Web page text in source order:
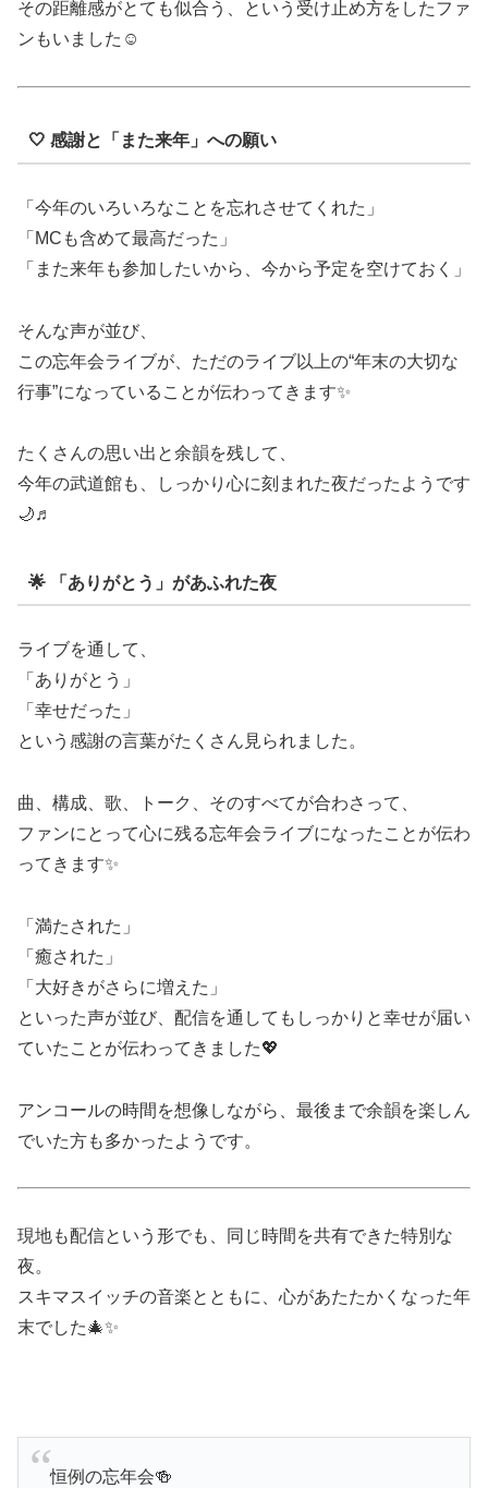
その距離感がとても似合う、という受け止め方をしたファ
ンもいました☺️
🤍 感謝と「また来年」への願い
「今年のいろいろなことを忘れさせてくれた」
「MCも含めて最高だった」
「また来年も参加したいから、今から予定を空けておく」
そんな声が並び、
この忘年会ライブが、ただのライブ以上の“年末の大切な
行事”になっていることが伝わってきます✨
たくさんの思い出と余韻を残して、
今年の武道館も、しっかり心に刻まれた夜だったようです
🌙♬
🌟 「ありがとう」があふれた夜
ライブを通して、
「ありがとう」
「幸せだった」
という感謝の言葉がたくさん見られました。
曲、構成、歌、トーク、そのすべてが合わさって、
ファンにとって心に残る忘年会ライブになったことが伝わ
ってきます✨
「満たされた」
「癒された」
「大好きがさらに増えた」
といった声が並び、配信を通してもしっかりと幸せが届い
ていたことが伝わってきました💖
アンコールの時間を想像しながら、最後まで余韻を楽しん
でいた方も多かったようです。
現地も配信という形でも、同じ時間を共有できた特別な
夜。
スキマスイッチの音楽とともに、心があたたかくなった年
末でした🎄✨
恒例の忘年会🍻